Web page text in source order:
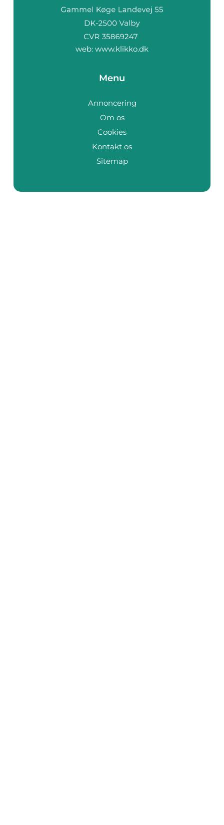
web: www.klikko.dk
Menu
Annoncering
Om os
Cookies
Kontakt os
Sitemap